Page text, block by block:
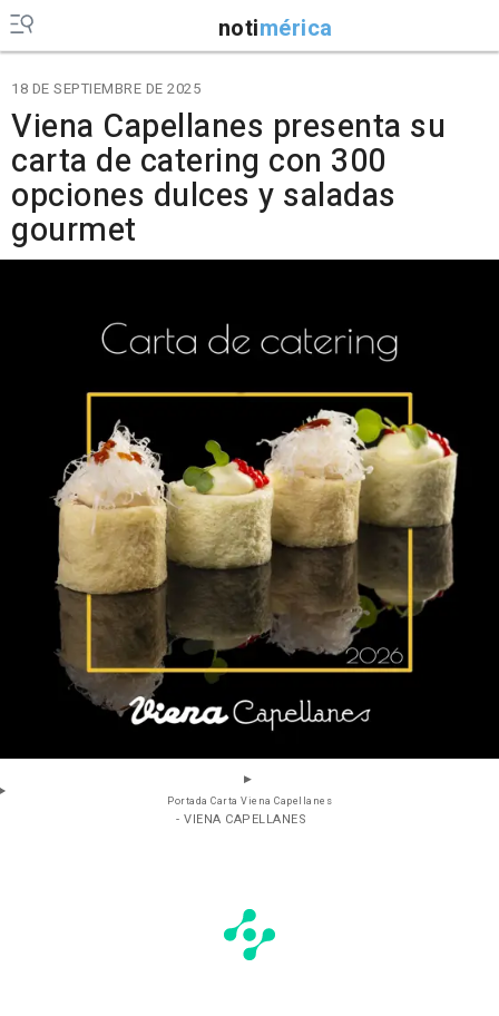
notimérica
18 DE SEPTIEMBRE DE 2025
Viena Capellanes presenta su
carta de catering con 300
opciones dulces y saladas
gourmet
Portada Carta Viena Capellanes
- VIENA CAPELLANES